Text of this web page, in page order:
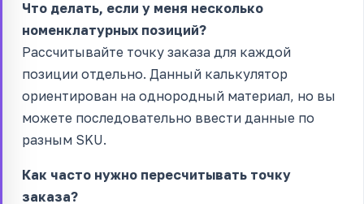
Что делать, если у меня несколько
номенклатурных позиций?
Рассчитывайте точку заказа для каждой
позиции отдельно. Данный калькулятор
ориентирован на однородный материал, но вы
можете последовательно ввести данные по
разным SKU.
Как часто нужно пересчитывать точку
заказа?